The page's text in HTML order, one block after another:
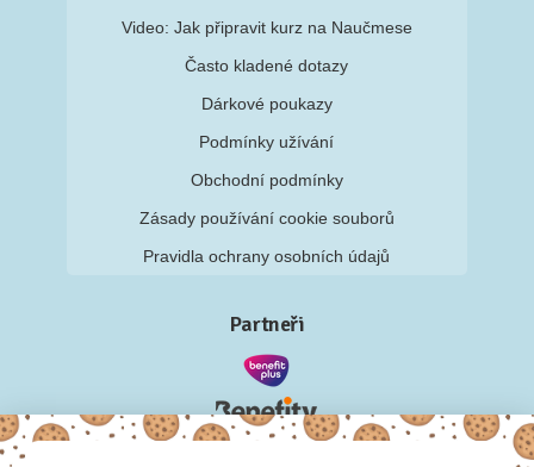
Video: Jak připravit kurz na Naučmese
Často kladené dotazy
Dárkové poukazy
Podmínky užívání
Obchodní podmínky
Zásady používání cookie souborů
Pravidla ochrany osobních údajů
Partneři